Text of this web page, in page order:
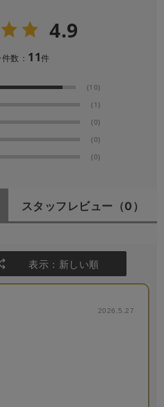
4.9
数： 11件
(10)
(1)
(0)
(0)
(0)
スタッフレビュー （0）
表示：新しい順
2026.5.27